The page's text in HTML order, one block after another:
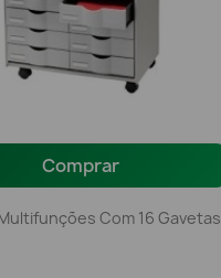
Comprar
Com 16 Gavetas